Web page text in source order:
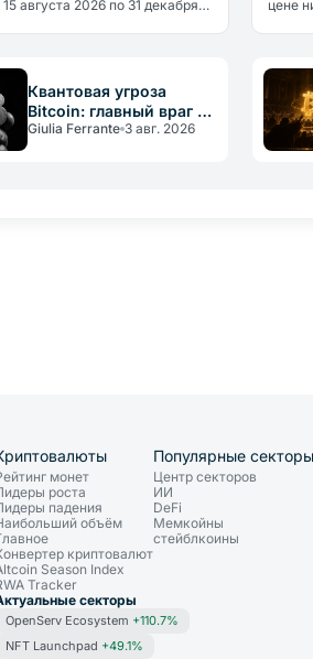
августа 2026 по 31 декабря
цене
Квантовая угроза
Bitcoin: главный враг не
физика, а
Giulia Ferrante 3 авг. 2026
монет
роста
падения
объём
криптовалют
Season Index
Tracker
Популярные секторы
Центр секторов
ИИ
DeFi
Мемкойны
стейблкоины
секторы
OpenServ Ecosystem +110.7%
NFT Launchpad +49.1%